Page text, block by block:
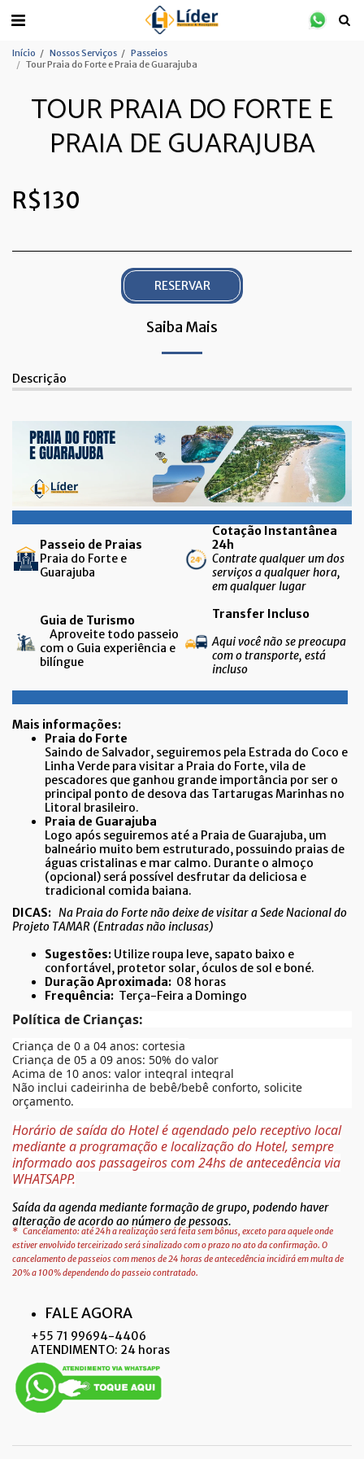
Início Nossos Serviços
Passeios
Tour Praia do Forte e Praia de Guarajuba
TOUR PRAIA DO FORTE E
PRAIA DE GUARAJUBA
R$130
RESERVAR
Saiba Mais
Descrição
Passeio de Praias
Praia do Forte e
Guarajuba
Cotação Instantânea
24h
Contrate qualquer um dos
serviços a qualquer hora,
em qualquer lugar
Guia de Turismo
Aproveite todo passeio
com o Guia experiência e
bilíngue
Transfer Incluso
Aqui você não se preocupa
com o transporte, está
incluso
Mais informações:
Praia do Forte
Saindo de Salvador, seguiremos pela Estrada do Coco e
Linha Verde para visitar a Praia do Forte, vila de
pescadores que ganhou grande importância por ser o
principal ponto de desova das Tartarugas Marinhas no
Litoral brasileiro.
Praia de Guarajuba
Logo após seguiremos até a Praia de Guarajuba, um
balneário muito bem estruturado, possuindo praias de
águas cristalinas e mar calmo. Durante o almoço
(opcional) será possível desfrutar da deliciosa e
tradicional comida baiana.
DICAS: Na Praia do Forte não deixe de visitar a Sede Nacional do
Projeto TAMAR (Entradas não inclusas)
Sugestões: Utilize roupa leve, sapato baixo e
confortável, protetor solar, óculos de sol e boné.
Duração Aproximada: 08 horas
Frequência: Terça-Feira a Domingo
Política de Crianças:
Criança de 0 a 04 anos: cortesia
Criança de 05 a 09 anos: 50% do valor
Acima de 10 anos: valor integral integral
Não inclui cadeirinha de bebê/bebê conforto, solicite
orçamento.
Horário de saída do Hotel é agendado pelo receptivo local
mediante a programação e localização do Hotel, sempre
informado aos passageiros com 24hs de antecedência via
WHATSAPP.
Saída da agenda mediante formação de grupo, podendo haver
alteração de acordo ao número de pessoas.
* Cancelamento: até 24h a realização será feita sem bônus, exceto para aquele onde
estiver envolvido terceirizado será sinalizado com o prazo no ato da confirmação. O
cancelamento de passeios com menos de 24 horas de antecedência incidirá em multa de
20% a 100% dependendo do passeio contratado.
FALE AGORA
+55 71 99694-4406
ATENDIMENTO: 24 horas